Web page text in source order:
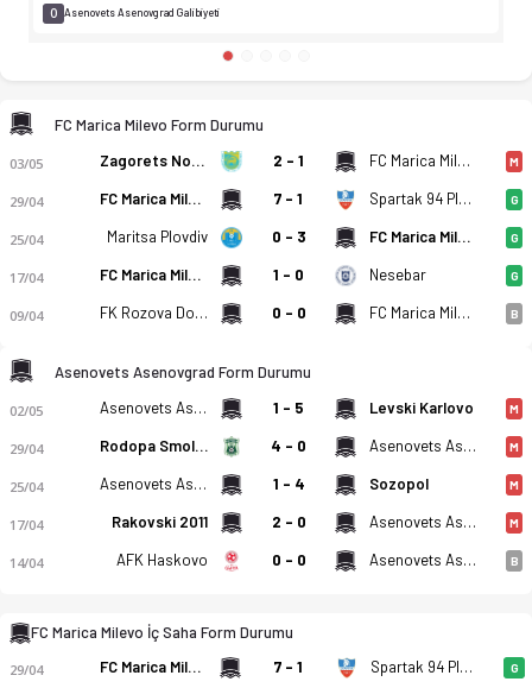
FC Marica Milevo - Asenovets Asenovgrad 4-0 bitti. Gol
0 Asenovets Asenovgrad Galibiyeti
FC Marica Milevo Form Durumu
03/05 Zagorets Nova Zagora 2 - 1 FC Marica Milevo M
29/04 FC Marica Milevo 7 - 1 Spartak 94 Plovdiv G
25/04 Maritsa Plovdiv 0 - 3 FC Marica Milevo G
17/04 FC Marica Milevo 1 - 0 Nesebar G
09/04 FK Rozova Dolina Kazanlak 0 - 0 FC Marica Milevo B
Asenovets Asenovgrad Form Durumu
02/05 Asenovets Asenovgrad 1 - 5 Levski Karlovo M
29/04 Rodopa Smolyan 4 - 0 Asenovets Asenovgrad M
25/04 Asenovets Asenovgrad 1 - 4 Sozopol M
17/04 Rakovski 2011 2 - 0 Asenovets Asenovgrad M
14/04 AFK Haskovo 0 - 0 Asenovets Asenovgrad B
FC Marica Milevo İç Saha Form Durumu
29/04 FC Marica Milevo 7 - 1 Spartak 94 Plovdiv G